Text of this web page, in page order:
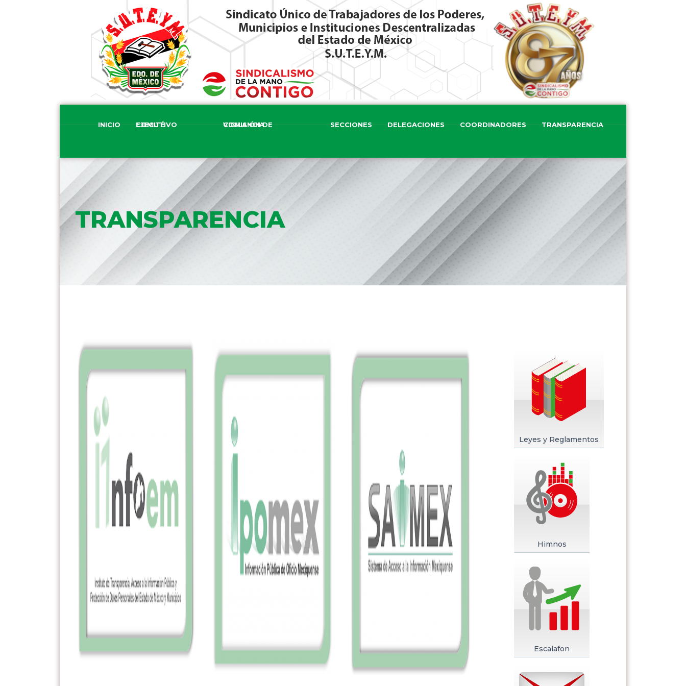
INICIO COMITÉ EJECUTIVO COMISIÓN DE VIGILANCIA SECCIONES DELEGACIONES COORDINADORES TRANSPARENCIA
TRANSPARENCIA
Leyes y Reglamentos
Himnos
Escalafon